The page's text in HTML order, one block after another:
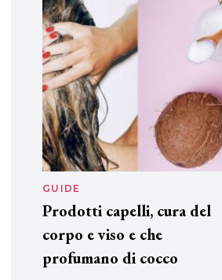
GUIDE
Prodotti capelli, cura del
corpo e viso e che
profumano di cocco